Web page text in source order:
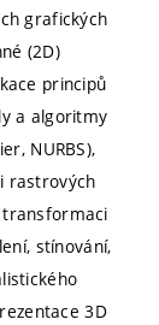
grafických
(2D)
principů
a algoritmy
NURBS),
rastrových
stínování,
3D